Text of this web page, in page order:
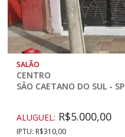
SALÃO
CENTRO
SÃO CAETANO DO SUL - SP
ALUGUEL: R$5.000,00
IPTU: R$310,00